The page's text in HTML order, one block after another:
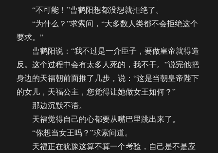
“不可能！”曹鹤阳想都没想就拒绝了。
“为什么？”求索问，“大多数人类都不会拒绝这个
要求。”
曹鹤阳说：“我不过是一介臣子，要做皇帝就得造
反。这个过程中会有太多人死的，我不干。”说完他把
身边的天福朝前面推了几步，说：“这是当朝皇帝陛下
的女儿，天福公主，您觉得让她做女王如何？”
那边沉默不语。
天福觉得自己的心都要从嘴巴里跳出来了。
“你想当女王吗？”求索问道。
天福正在犹豫这算不算一个考验，自己是不是应